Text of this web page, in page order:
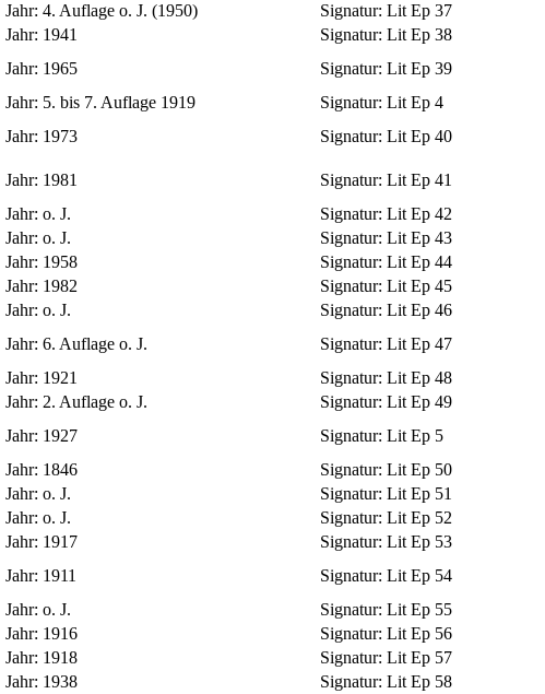
Jahr: 4. Auflage o. J. (1950) Signatur: Lit Ep 37
Jahr: 1941 Signatur: Lit Ep 38
Jahr: 1965 Signatur: Lit Ep 39
Jahr: 5. bis 7. Auflage 1919 Signatur: Lit Ep 4
Jahr: 1973 Signatur: Lit Ep 40
Jahr: 1981 Signatur: Lit Ep 41
Jahr: o. J. Signatur: Lit Ep 42
Jahr: o. J. Signatur: Lit Ep 43
Jahr: 1958 Signatur: Lit Ep 44
Jahr: 1982 Signatur: Lit Ep 45
Jahr: o. J. Signatur: Lit Ep 46
Jahr: 6. Auflage o. J. Signatur: Lit Ep 47
Jahr: 1921 Signatur: Lit Ep 48
Jahr: 2. Auflage o. J. Signatur: Lit Ep 49
Jahr: 1927 Signatur: Lit Ep 5
Jahr: 1846 Signatur: Lit Ep 50
Jahr: o. J. Signatur: Lit Ep 51
Jahr: o. J. Signatur: Lit Ep 52
Jahr: 1917 Signatur: Lit Ep 53
Jahr: 1911 Signatur: Lit Ep 54
Jahr: o. J. Signatur: Lit Ep 55
Jahr: 1916 Signatur: Lit Ep 56
Jahr: 1918 Signatur: Lit Ep 57
Jahr: 1938 Signatur: Lit Ep 58